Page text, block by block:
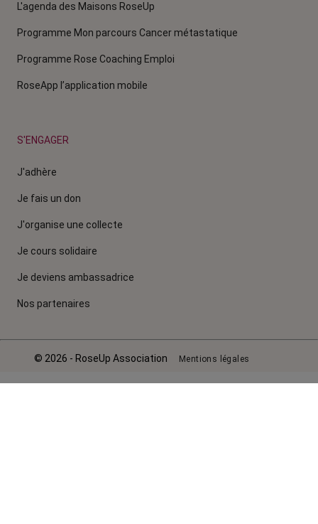
L'agenda des Maisons RoseUp
Programme Mon parcours Cancer métastatique
Programme Rose Coaching Emploi
RoseApp l’application mobile
S'ENGAGER
J'adhère
Je fais un don
J'organise une collecte
Je cours solidaire
Je deviens ambassadrice
Nos partenaires
© 2026 - RoseUp Association Mentions légales